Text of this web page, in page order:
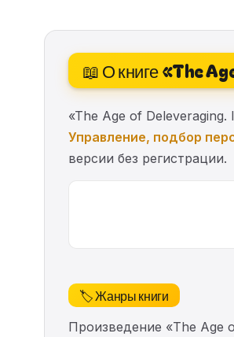
📖 О книге «The
«The Age of
Управление, подбор
версии без регистрации.
🏷️ Жанры книги
Произведение «The Age